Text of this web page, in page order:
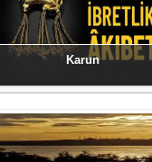
Karun